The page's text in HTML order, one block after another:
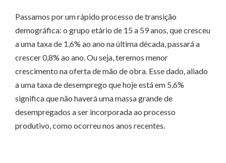
Passamos por um rápido processo de transição
demográfica: o grupo etário de 15 a 59 anos, que cresceu
a uma taxa de 1,6% ao ano na última década, passará a
crescer 0,8% ao ano. Ou seja, teremos menor
crescimento na oferta de mão de obra. Esse dado, aliado
a uma taxa de desemprego que hoje está em 5,6%
significa que não haverá uma massa grande de
desempregados a ser incorporada ao processo
produtivo, como ocorreu nos anos recentes.